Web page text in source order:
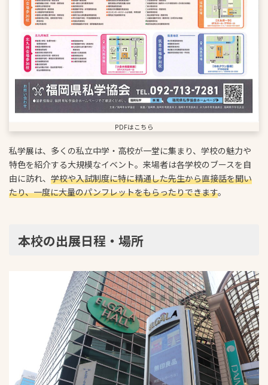
PDFはこちら
私学展は、多くの私立中学・高校が一堂に集まり、学校の魅力や
特色を紹介する大規模なイベント。来場者は各学校のブースを自
由に訪れ、 学校や入試制度に特に精通した先生から直接話を聞い
たり、一度に大量のパンフレットをもらったりできます。
本校の出展日程・場所